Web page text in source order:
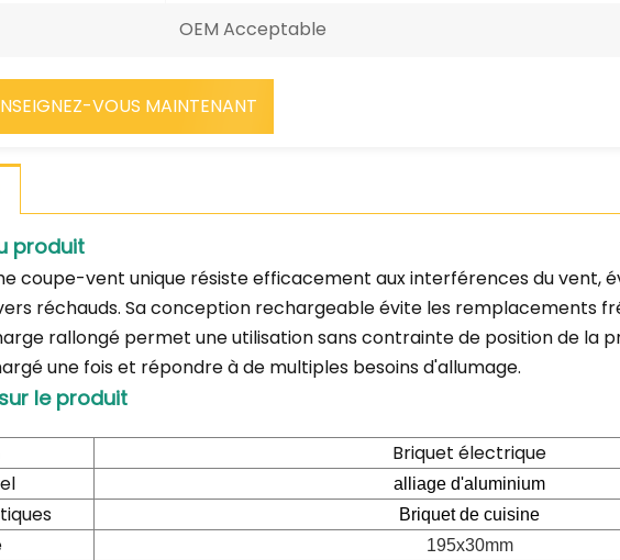
OEM Acceptable
VOUS MAINTENANT
produit
coupe-vent unique résiste efficacement aux interférences du vent,
réchauds. Sa conception rechargeable évite les remplacements
rallongé permet une utilisation sans contrainte de position de la
une fois et répondre à de multiples besoins d'allumage.
le produit
Briquet électrique
alliage d'aluminium
Briquet de cuisine
195x30mm